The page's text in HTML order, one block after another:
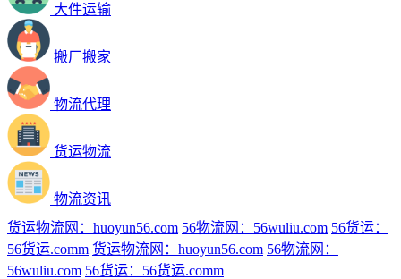
大件运输
搬厂搬家
物流代理
货运物流
物流资讯
货运物流网：huoyun56.com 56物流网：56wuliu.com 56货运：
56货运.comm 货运物流网：huoyun56.com 56物流网：
56wuliu.com 56货运：56货运.comm